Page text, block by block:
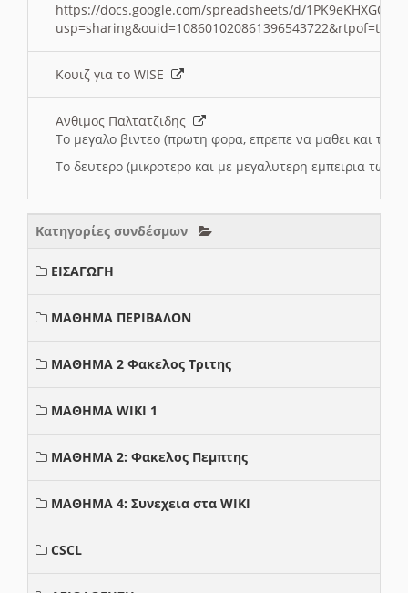
https://docs.google.com/spreadsheets/d/
Κουιζ για το WISE
Ανθιμος Παλτατζιδης
Το μεγαλο βιντεο (πρωτη φορα, επρεπε να μαθει και το
Το δευτερο (μικροτερο και με μεγαλυτερη εμπειρια
Κατηγορίες συνδέσμων
ΕΙΣΑΓΩΓΗ
ΜΑΘΗΜΑ ΠΕΡΙΒΑΛΟΝ
ΜΑΘΗΜΑ 2 Φακελος Τριτης
ΜΑΘΗΜΑ WIKI 1
ΜΑΘΗΜΑ 2: Φακελος Πεμπτης
ΜΑΘΗΜΑ 4: Συνεχεια στα WIKI
CSCL